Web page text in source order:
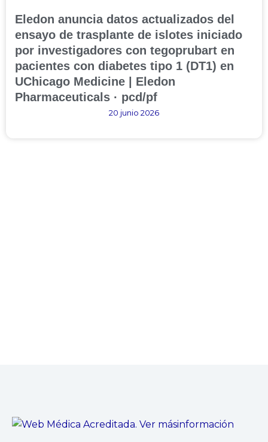
Eledon anuncia datos actualizados del
ensayo de trasplante de islotes iniciado
por investigadores con tegoprubart en
pacientes con diabetes tipo 1 (DT1) en
UChicago Medicine | Eledon
Pharmaceuticals · pcd/pf
20 junio 2026